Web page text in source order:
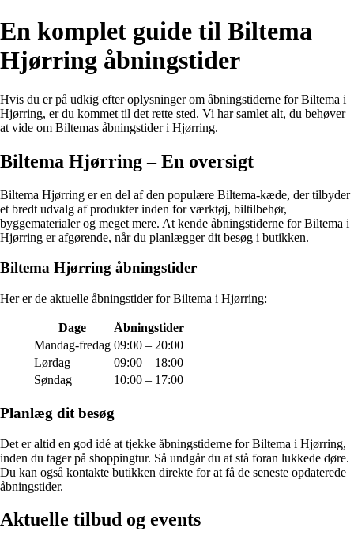
En komplet guide til Biltema
Hjørring åbningstider
Hvis du er på udkig efter oplysninger om åbningstiderne for Biltema i
Hjørring, er du kommet til det rette sted. Vi har samlet alt, du behøver
at vide om Biltemas åbningstider i Hjørring.
Biltema Hjørring – En oversigt
Biltema Hjørring er en del af den populære Biltema-kæde, der tilbyder
et bredt udvalg af produkter inden for værktøj, biltilbehør,
byggematerialer og meget mere. At kende åbningstiderne for Biltema i
Hjørring er afgørende, når du planlægger dit besøg i butikken.
Biltema Hjørring åbningstider
Her er de aktuelle åbningstider for Biltema i Hjørring:
Dage
Åbningstider
Mandag-fredag 09:00 – 20:00
Lørdag
09:00 – 18:00
Søndag
10:00 – 17:00
Planlæg dit besøg
Det er altid en god idé at tjekke åbningstiderne for Biltema i Hjørring,
inden du tager på shoppingtur. Så undgår du at stå foran lukkede døre.
Du kan også kontakte butikken direkte for at få de seneste opdaterede
åbningstider.
Aktuelle tilbud og events